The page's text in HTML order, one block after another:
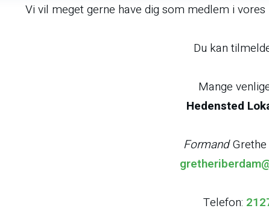
​Vi vil meget gerne have dig som medlem i
Du kan
Mange
Hedensted
FormandGrethe
Telefon: